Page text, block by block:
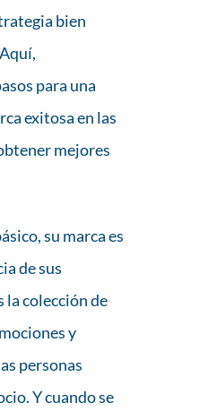
bien
para una
exitosa en las
mejores
su marca es
de sus
la colección de
y
personas
Y cuando se